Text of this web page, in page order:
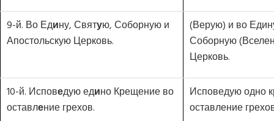
9-й. Во Едину, Святую, Соборную и
Апостольскую Церковь.
(Верую) и во
Соборную
Церковь.
10-й. Исповедую едино Крещение во
оставление грехов.
Исповедую одно
оставление